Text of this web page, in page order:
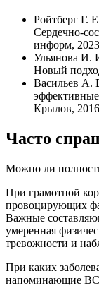
Ройтберг Г.
Сердечно-
информ,
Ульянова И.
Новый
Васильев А.
Крылов,
Часто
Можно ли
При грамотной
провоцирующих
Важные
умеренная
тревожности и
При каких
напоминающие